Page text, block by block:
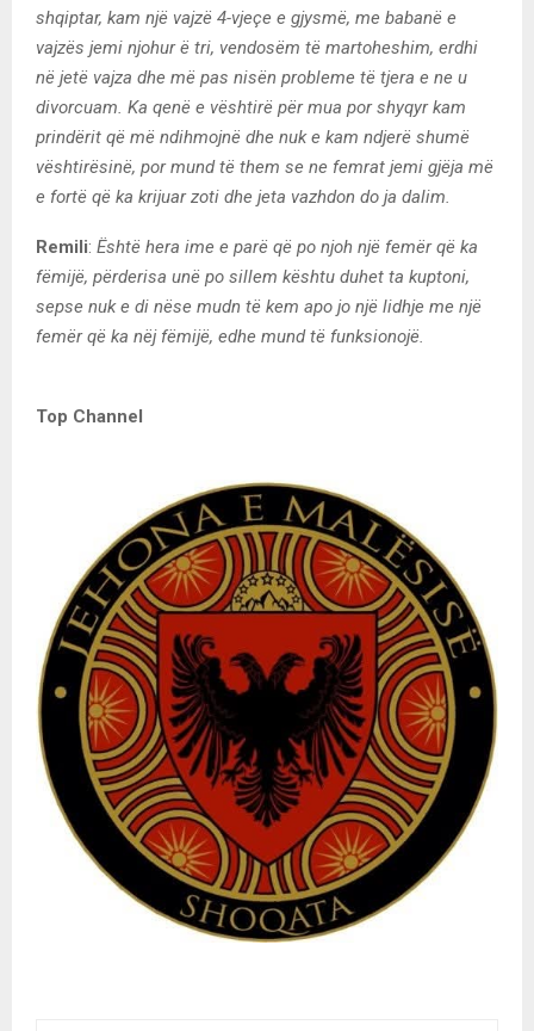
shqiptar, kam një vajzë 4-vjeçe e gjysmë, me babanë e
vajzës jemi njohur ë tri, vendosëm të martoheshim, erdhi
në jetë vajza dhe më pas nisën probleme të tjera e ne u
divorcuam. Ka qenë e vështirë për mua por shyqyr kam
prindërit që më ndihmojnë dhe nuk e kam ndjerë shumë
vështirësinë, por mund të them se ne femrat jemi gjëja më
e fortë që ka krijuar zoti dhe jeta vazhdon do ja dalim.
Remili: Është hera ime e parë që po njoh një femër që ka
fëmijë, përderisa unë po sillem kështu duhet ta kuptoni,
sepse nuk e di nëse mudn të kem apo jo një lidhje me një
femër që ka nëj fëmijë, edhe mund të funksionojë.
Top Channel